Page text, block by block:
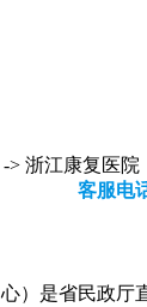
-> 浙江康复医院
客服电
）是省民政厅